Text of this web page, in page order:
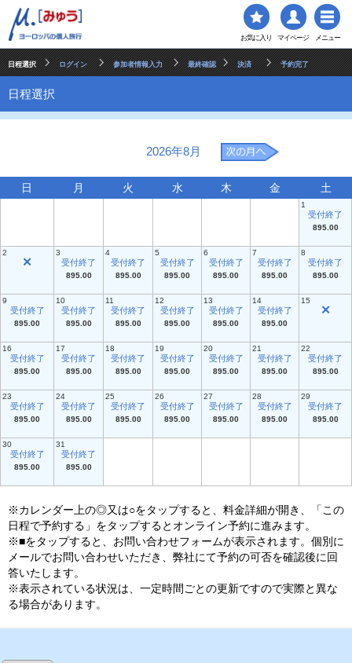
お気に入り マイページ メニュー
日程選択 ログイン 参加者情報入力 最終確認 決済 予約完了
日程選択
2026年8月
日 月 火 水 木 金 土
1
受付終了
895.00
2
✕
3
受付終了
895.00
4
受付終了
895.00
5
受付終了
895.00
6
受付終了
895.00
7
受付終了
895.00
8
受付終了
895.00
9
受付終了
895.00
10
受付終了
895.00
11
受付終了
895.00
12
受付終了
895.00
13
受付終了
895.00
14
受付終了
895.00
15
✕
16
受付終了
895.00
17
受付終了
895.00
18
受付終了
895.00
19
受付終了
895.00
20
受付終了
895.00
21
受付終了
895.00
22
受付終了
895.00
23
受付終了
895.00
24
受付終了
895.00
25
受付終了
895.00
26
受付終了
895.00
27
受付終了
895.00
28
受付終了
895.00
29
受付終了
895.00
30
受付終了
895.00
31
受付終了
895.00
※カレンダー上の◎又は○をタップすると、料金詳細が開き、「この
日程で予約する」をタップするとオンライン予約に進みます。
※■をタップすると、お問い合わせフォームが表示されます。個別に
メールでお問い合わせいただき、弊社にて予約の可否を確認後に回
答いたします。
※表示されている状況は、一定時間ごとの更新ですので実際と異な
る場合があります。